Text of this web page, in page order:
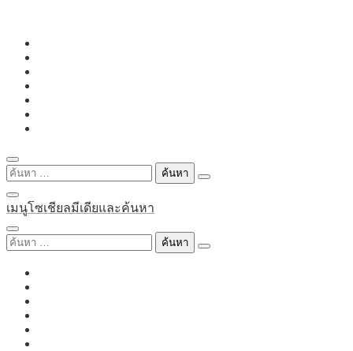
Skip
content
ค้นหา
สำหรับ:
เมนูโซเชียลมีเดียและค้นหา
ค้นหา